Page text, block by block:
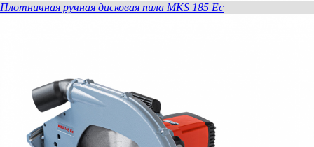
Плотничная ручная дисковая пила MKS 185 Ec